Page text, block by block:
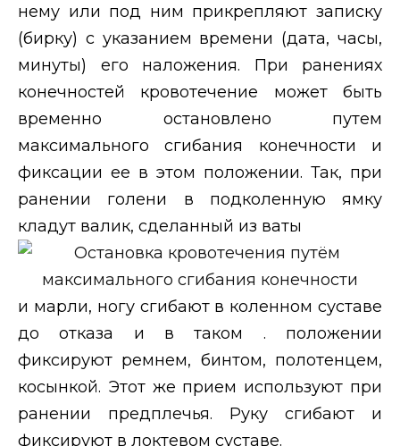
нему или под ним прикрепляют записку
(бирку) с указанием времени (дата, часы,
минуты) его наложения. При ранениях
конечностей кровотечение может быть
временно остановлено путем
максимального сгибания конечности и
фиксации ее в этом положении. Так, при
ранении голени в подколенную ямку
кладут валик, сделанный из ваты
и марли, ногу сгибают в коленном суставе
до отказа и в таком . положении
фиксируют ремнем, бинтом, полотенцем,
косынкой. Этот же прием используют при
ранении предплечья. Руку сгибают и
фиксируют в локтевом суставе.